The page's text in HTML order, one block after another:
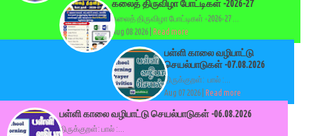
கலைத் திருவிழா போட்டிகள் -2026-27
கலைத் திருவிழா போட்டிகள் -2026-27 ...
Aug 08 2026 | Read more
பள்ளி காலை வழிபாட்டு
செயல்பாடுகள் -07.08.2026
திருக்குறள்: பால் :...
Aug 07 2026 | Read more
பள்ளி காலை வழிபாட்டு செயல்பாடுகள் -06.08.2026
திருக்குறள்: பால் :...